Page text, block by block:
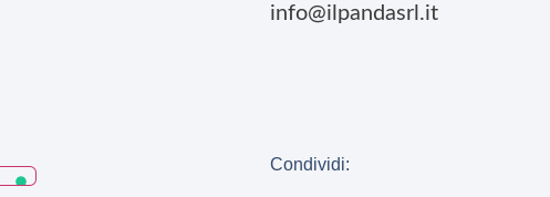
info@ilpandasrl.it
Condividi: